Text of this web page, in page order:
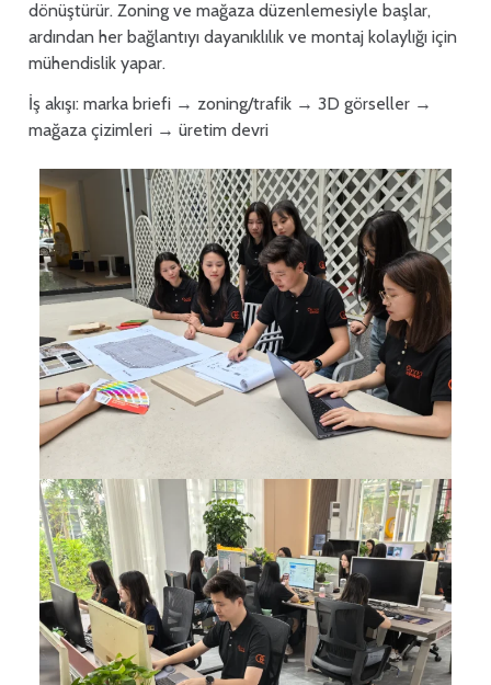
dönüştürür. Zoning ve mağaza düzenlemesiyle başlar,
ardından her bağlantıyı dayanıklılık ve montaj kolaylığı için
mühendislik yapar.
İş akışı: marka briefi → zoning/trafik → 3D görseller →
mağaza çizimleri → üretim devri